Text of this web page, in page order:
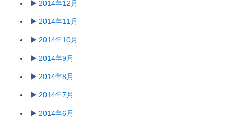
2014年12月
2014年11月
2014年10月
2014年9月
2014年8月
2014年7月
2014年6月